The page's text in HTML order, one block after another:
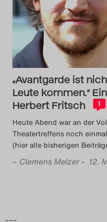
Das
Das
Das
Das
„Avantgarde ist
Leute kommen.“
Herbert Fritsch
1
Heute Abend war an der
Theatertreffens noch
(hier alle bisherigen
– Clemens Melzer • 12.
–––